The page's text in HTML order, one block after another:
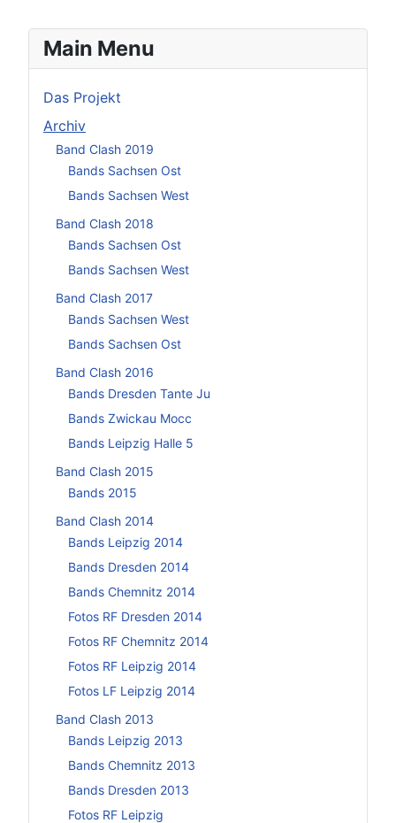
Main Menu
Das Projekt
Archiv
Band Clash 2019
Bands Sachsen Ost
Bands Sachsen West
Band Clash 2018
Bands Sachsen Ost
Bands Sachsen West
Band Clash 2017
Bands Sachsen West
Bands Sachsen Ost
Band Clash 2016
Bands Dresden Tante Ju
Bands Zwickau Mocc
Bands Leipzig Halle 5
Band Clash 2015
Bands 2015
Band Clash 2014
Bands Leipzig 2014
Bands Dresden 2014
Bands Chemnitz 2014
Fotos RF Dresden 2014
Fotos RF Chemnitz 2014
Fotos RF Leipzig 2014
Fotos LF Leipzig 2014
Band Clash 2013
Bands Leipzig 2013
Bands Chemnitz 2013
Bands Dresden 2013
Fotos RF Leipzig